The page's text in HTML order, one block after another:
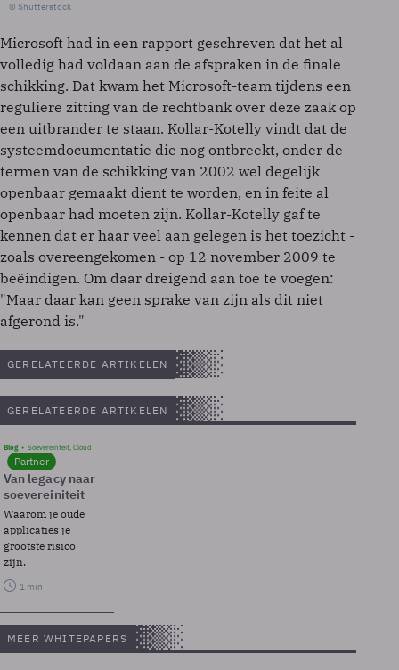
© Shutterstock
Microsoft had in een rapport geschreven dat het al
volledig had voldaan aan de afspraken in de finale
schikking. Dat kwam het Microsoft-team tijdens een
reguliere zitting van de rechtbank over deze zaak op
een uitbrander te staan. Kollar-Kotelly vindt dat de
systeemdocumentatie die nog ontbreekt, onder de
termen van de schikking van 2002 wel degelijk
openbaar gemaakt dient te worden, en in feite al
openbaar had moeten zijn. Kollar-Kotelly gaf te
kennen dat er haar veel aan gelegen is het toezicht -
zoals overeengekomen - op 12 november 2009 te
beëindigen. Om daar dreigend aan toe te voegen:
"Maar daar kan geen sprake van zijn als dit niet
afgerond is."
GERELATEERDE ARTIKELEN
GERELATEERDE ARTIKELEN
Blog Soevereinteit, Cloud
Partner
Van legacy naar
soevereiniteit
Waarom je oude
applicaties je
grootste risico
zijn.
1 min
MEER WHITEPAPERS